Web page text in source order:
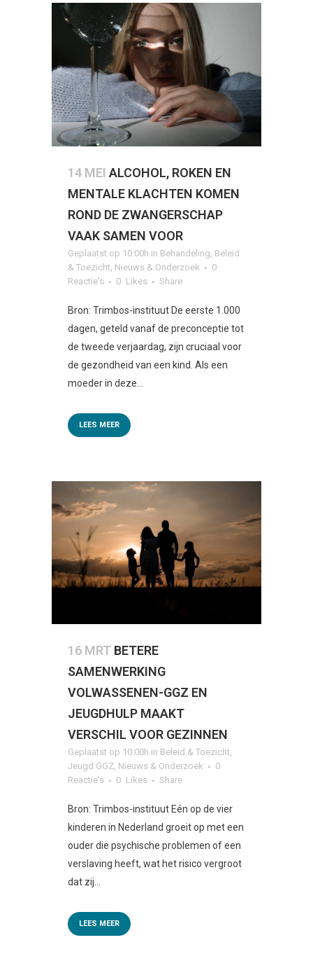
14 MEI ALCOHOL, ROKEN EN
MENTALE KLACHTEN KOMEN
ROND DE ZWANGERSCHAP
VAAK SAMEN VOOR
Geplaatst op 10:00h in Behandeling Beleid
& Toezicht Nieuws & Onderzoek
0
Reactie's
0 Likes Share
Bron: Trimbos-instituut De eerste 1.000
dagen, geteld vanaf de preconceptie tot
de tweede verjaardag, zijn cruciaal voor
de gezondheid van een kind. Als een
moeder in deze...
LEES MEER
16 MRT BETERE
SAMENWERKING
VOLWASSENEN-GGZ EN
JEUGDHULP MAAKT
VERSCHIL VOOR GEZINNEN
Geplaatst op 10:00h in Beleid & Toezicht,
Jeugd GGZ, Nieuws & Onderzoek
0
Reactie's
0 Likes Share
Bron: Trimbos-instituut Eén op de vier
kinderen in Nederland groeit op met een
ouder die psychische problemen of een
verslaving heeft, wat het risico vergroot
dat zij...
LEES MEER